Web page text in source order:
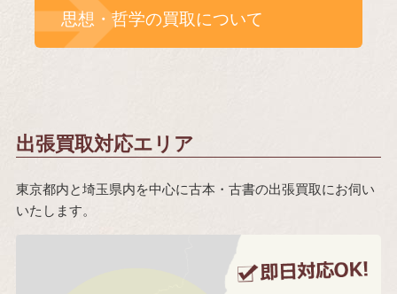
思想・哲学の買取について
出張買取対応エリア
東京都内と埼玉県内を中心に古本・古書の出張買取にお伺い
いたします。